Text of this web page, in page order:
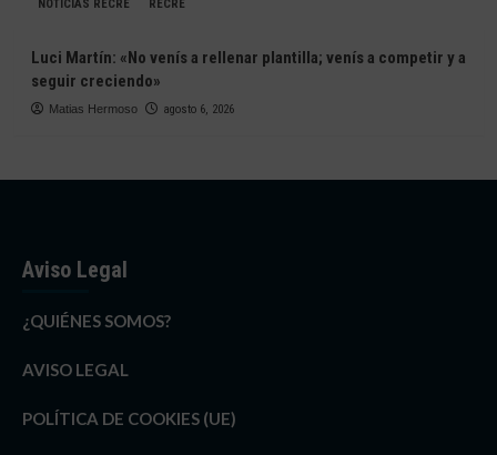
NOTICIAS RECRE RECRE
Luci Martín: «No venís a rellenar plantilla; venís a competir y a
seguir creciendo»
Matias Hermoso agosto 6, 2026
Aviso Legal
¿QUIÉNES SOMOS?
AVISO LEGAL
POLÍTICA DE COOKIES (UE)